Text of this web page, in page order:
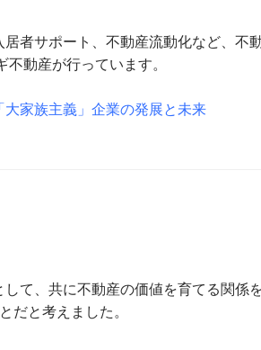
者サポート、不動産流動化など、不
動産が行っています。
家族主義」企業の発展と未来
て、共に不動産の価値を育てる関係
と考えました。